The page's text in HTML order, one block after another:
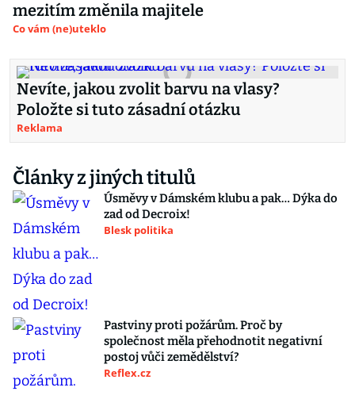
mezitím změnila majitele
Co vám (ne)uteklo
Nevíte, jakou zvolit barvu na vlasy?
Položte si tuto zásadní otázku
Reklama
Články z jiných titulů
Úsměvy v Dámském klubu a pak… Dýka do
zad od Decroix!
Blesk politika
Pastviny proti požárům. Proč by
společnost měla přehodnotit negativní
postoj vůči zemědělství?
Reflex.cz